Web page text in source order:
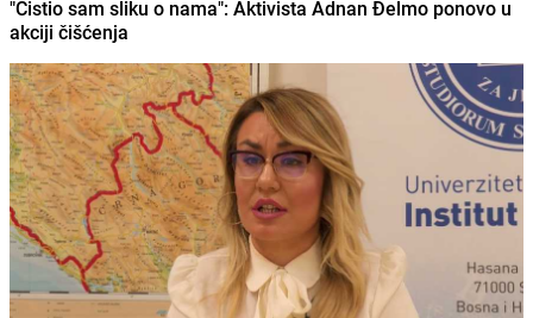
"Čistio sam sliku o nama": Aktivista Adnan Đelmo ponovo u
akciji čišćenja